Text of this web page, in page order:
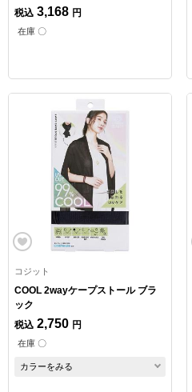
税込 3,168 円
在庫 〇
コジット
COOL 2wayケープストール ブラ
ック
税込 2,750 円
在庫 〇
カラーをみる